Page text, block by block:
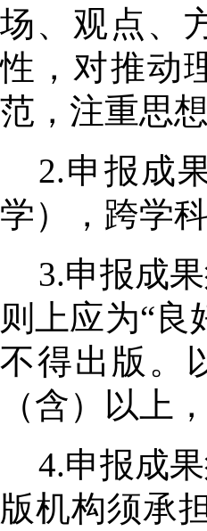
场、观点、
性，对推动
范，注重思
2.申报成
学），跨学
3.申报成
则上应为“
不得出版。
（含）以上
4.申报成
版机构须承